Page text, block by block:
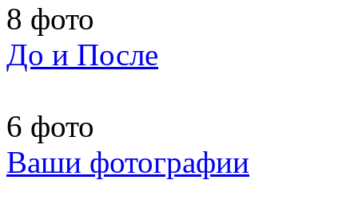
8 фото
До и После
6 фото
Ваши фотографии